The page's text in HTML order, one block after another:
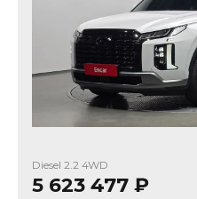
Diesel 2.2 4WD
5 623 477 ₽